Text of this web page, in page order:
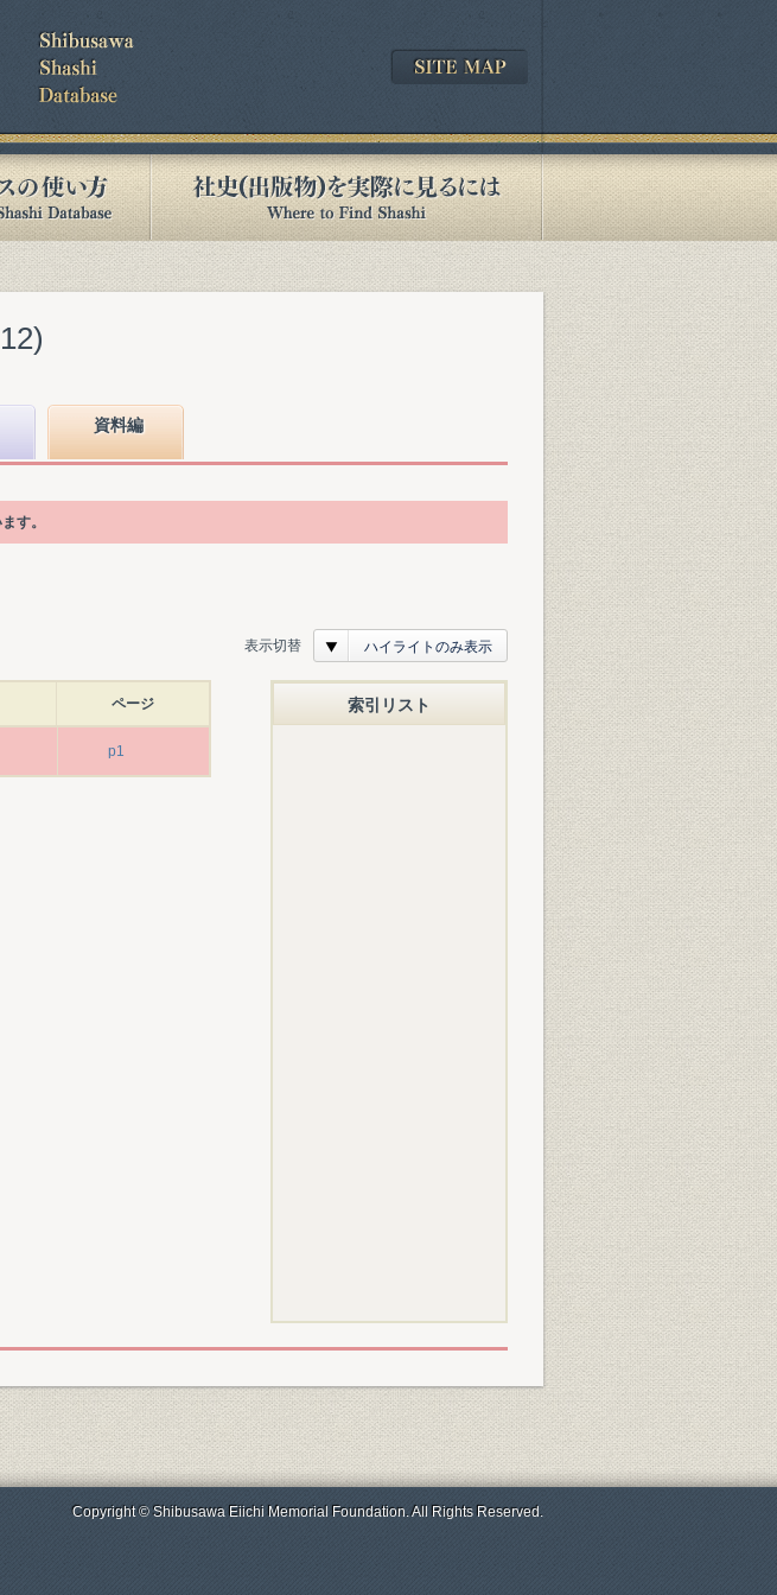
資料編
す。
表示切替 ハイライトのみ表示
ページ
p1
索引リスト
Copyright © Shibusawa Eiichi Memorial Foundation. All Rights Reserved.